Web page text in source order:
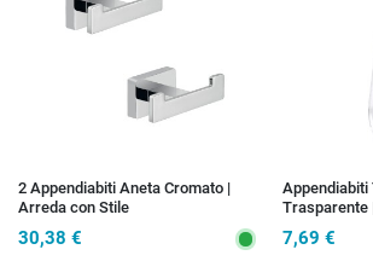
2 Appendiabiti Aneta Cromato |
Arreda con Stile
30,38 €
Appendiabiti
Trasparente
7,69 €